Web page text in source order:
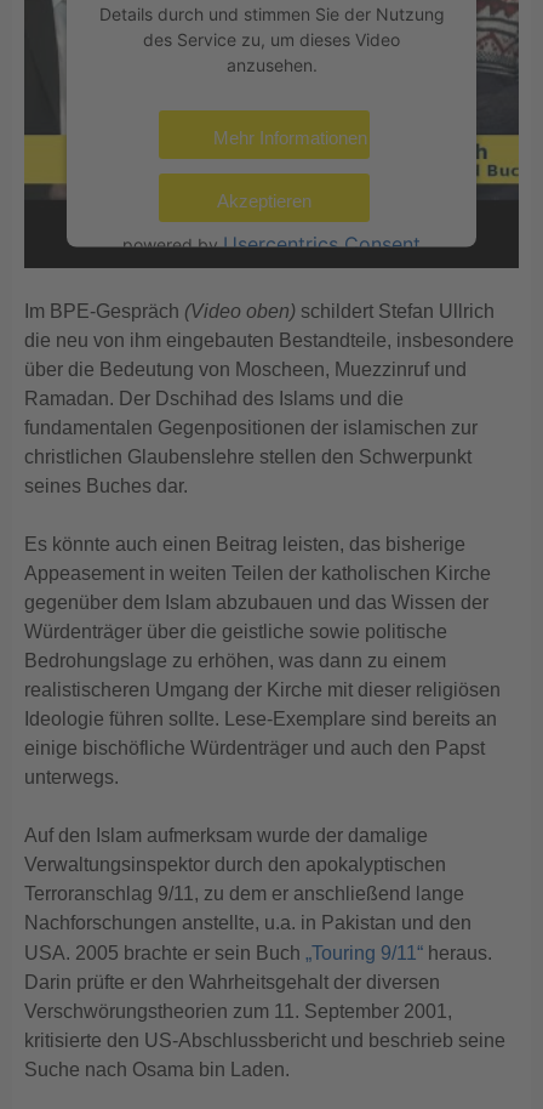
Details durch und stimmen Sie der Nutzung
des Service zu, um dieses Video
anzusehen.
Mehr Informationen
Akzeptieren
powered byUsercentrics Consent
Management Platform&eRecht24
Im BPE-Gespräch (Video oben) schildert Stefan Ullrich
die neu von ihm eingebauten Bestandteile, insbesondere
über die Bedeutung von Moscheen, Muezzinruf und
Ramadan. Der Dschihad des Islams und die
fundamentalen Gegenpositionen der islamischen zur
christlichen Glaubenslehre stellen den Schwerpunkt
seines Buches dar.
Es könnte auch einen Beitrag leisten, das bisherige
Appeasement in weiten Teilen der katholischen Kirche
gegenüber dem Islam abzubauen und das Wissen der
Würdenträger über die geistliche sowie politische
Bedrohungslage zu erhöhen, was dann zu einem
realistischeren Umgang der Kirche mit dieser religiösen
Ideologie führen sollte. Lese-Exemplare sind bereits an
einige bischöfliche Würdenträger und auch den Papst
unterwegs.
Auf den Islam aufmerksam wurde der damalige
Verwaltungsinspektor durch den apokalyptischen
Terroranschlag 9/11, zu dem er anschließend lange
Nachforschungen anstellte, u.a. in Pakistan und den
USA. 2005 brachte er sein Buch „Touring 9/11“ heraus.
Darin prüfte er den Wahrheitsgehalt der diversen
Verschwörungstheorien zum 11. September 2001,
kritisierte den US-Abschlussbericht und beschrieb seine
Suche nach Osama bin Laden.